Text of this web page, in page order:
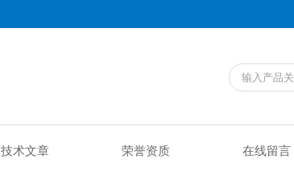
技术文章 荣誉资质 在线留言